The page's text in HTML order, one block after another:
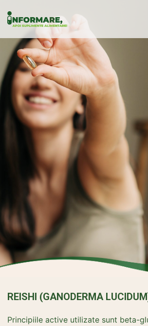
REISHI (GANODERMA
Principiile active utilizate sunt beta-